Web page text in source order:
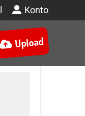
Konto
Upload